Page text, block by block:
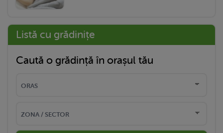
Listă cu grădinițe
Caută o grădință în orașul tău